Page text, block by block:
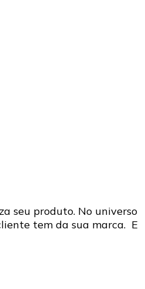
seu produto. No universo
tem da sua marca. E